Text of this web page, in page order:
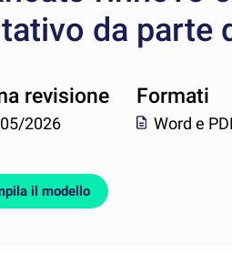
da parte
revisione
2026
Formati
Word e
il modello